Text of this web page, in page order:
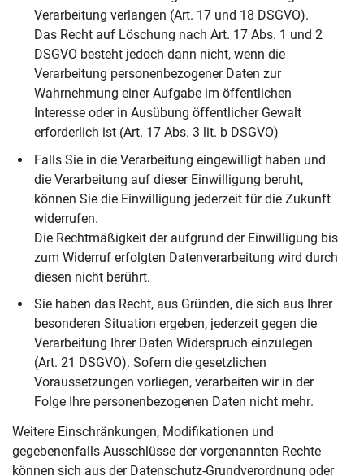
Verarbeitung verlangen (Art. 17 und 18 DSGVO).
Das Recht auf Löschung nach Art. 17 Abs. 1 und 2
DSGVO besteht jedoch dann nicht, wenn die
Verarbeitung personenbezogener Daten zur
Wahrnehmung einer Aufgabe im öffentlichen
Interesse oder in Ausübung öffentlicher Gewalt
erforderlich ist (Art. 17 Abs. 3 lit. b DSGVO)
Falls Sie in die Verarbeitung eingewilligt haben und
die Verarbeitung auf dieser Einwilligung beruht,
können Sie die Einwilligung jederzeit für die Zukunft
widerrufen.
Die Rechtmäßigkeit der aufgrund der Einwilligung bis
zum Widerruf erfolgten Datenverarbeitung wird durch
diesen nicht berührt.
Sie haben das Recht, aus Gründen, die sich aus Ihrer
besonderen Situation ergeben, jederzeit gegen die
Verarbeitung Ihrer Daten Widerspruch einzulegen
(Art. 21 DSGVO). Sofern die gesetzlichen
Voraussetzungen vorliegen, verarbeiten wir in der
Folge Ihre personenbezogenen Daten nicht mehr.
Weitere Einschränkungen, Modifikationen und
gegebenenfalls Ausschlüsse der vorgenannten Rechte
können sich aus der Datenschutz-Grundverordnung oder